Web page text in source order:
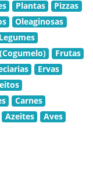
Plantas
Pizzas
Oleaginosas
Legumes
Frutas
Ervas
Carnes
Azeites
Aves